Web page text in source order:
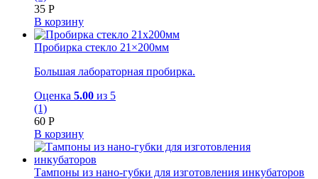
35 Р
В корзину
Пробирка стекло 21×200мм
Большая лабораторная пробирка.
Оценка 5.00 из 5
(1)
60 Р
В корзину
Тампоны из нано-губки для изготовления инкубаторов